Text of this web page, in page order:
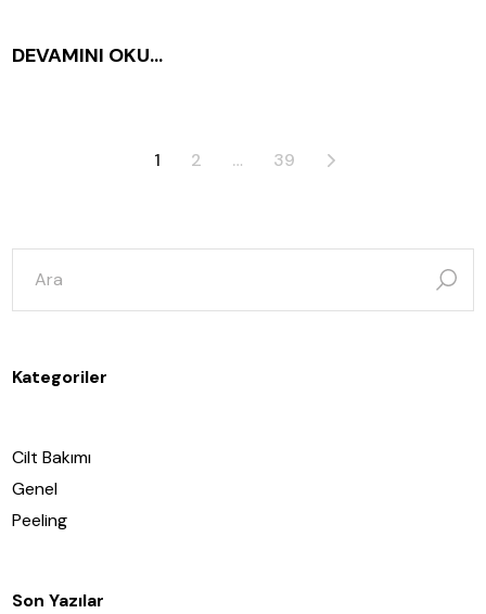
DEVAMINI OKU...
1 2 … 39
şunun
ara:
Kategoriler
Cilt Bakımı
Genel
Peeling
Son Yazılar